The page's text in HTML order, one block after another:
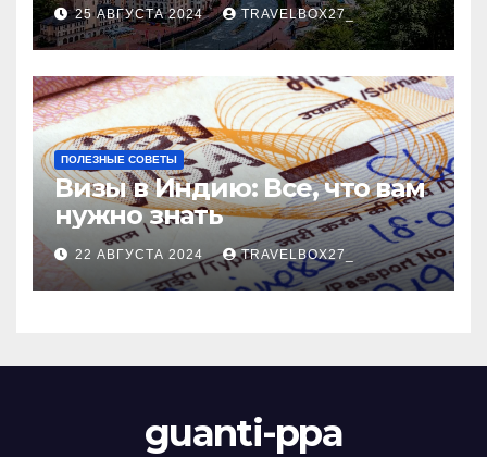
25 АВГУСТА 2024 TRAVELBOX27_
ПОЛЕЗНЫЕ СОВЕТЫ
Визы в Индию: Все, что вам
нужно знать
22 АВГУСТА 2024 TRAVELBOX27_
guanti-ppa